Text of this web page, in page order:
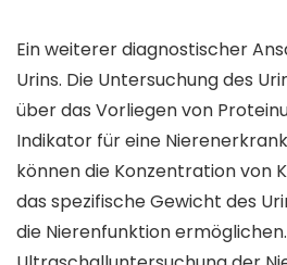
Ein weiterer diagnostischer
Urins. Die Untersuchung des
über das Vorliegen von
Indikator für eine
können die Konzentration von
das spezifische Gewicht des
die Nierenfunktion